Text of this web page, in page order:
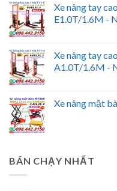
Xe nâng tay
E1.0T/1.6M -
Xe nâng tay
A1.0T/1.6M -
Xe nâng mặt
BÁN CHẠY NHẤT